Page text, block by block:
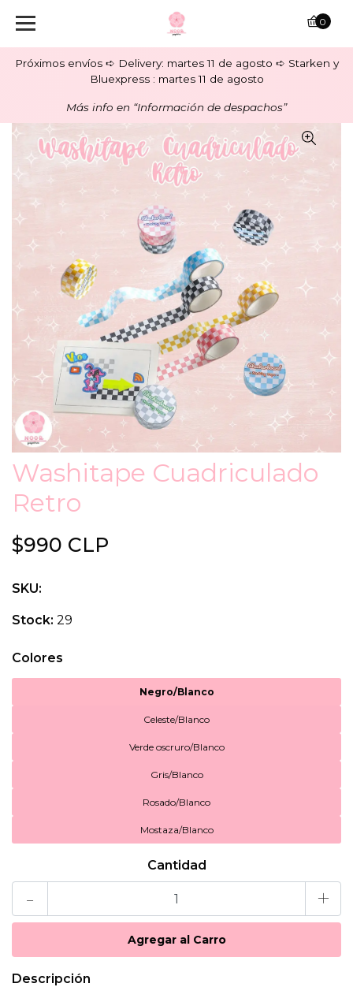
Próximos envíos ➪ Delivery: martes 11 de agosto ➪ Starken y
Bluexpress : martes 11 de agosto
Más info en “Información de despachos”
0
Washitape Cuadriculado
Retro
$990 CLP
SKU:
Stock: 29
Colores
Negro/Blanco
Celeste/Blanco
Verde oscruro/Blanco
Gris/Blanco
Rosado/Blanco
Mostaza/Blanco
Cantidad
- +
Descripción